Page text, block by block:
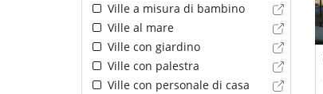
Ville a misura di bambino
Ville al mare
Ville con giardino
Ville con palestra
Ville con personale di casa